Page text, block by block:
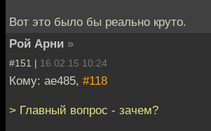
Вот это было бы реально круто.
Рой Арни »
#151 | 16.02.15 10:24
Кому: ae485, #118
> Главный вопрос - зачем?